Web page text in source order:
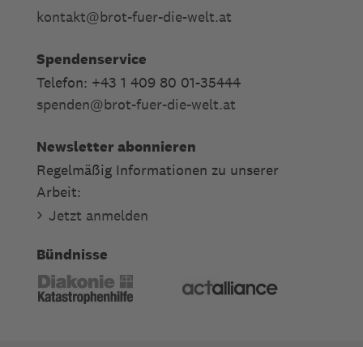
kontakt@brot-fuer-die-welt.at
Spendenservice
Telefon: +43 1 409 80 01-35444
spenden@brot-fuer-die-welt.at
Newsletter abonnieren
Regelmäßig Informationen zu unserer
Arbeit:
Jetzt anmelden
Bündnisse